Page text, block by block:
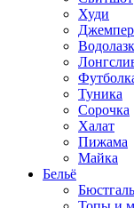
Худи
Джемпер
Туника
Сорочка
Халат
Пижама
Майка
Бельё